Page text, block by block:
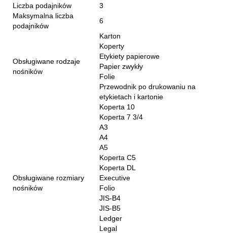
Liczba podajników
3
Maksymalna liczba
podajników
6
Obsługiwane rodzaje
nośników
Karton
Koperty
Etykiety papierowe
Papier zwykły
Folie
Przewodnik po drukowaniu na
etykietach i kartonie
Obsługiwane rozmiary
nośników
Koperta 10
Koperta 7 3/4
A3
A4
A5
Koperta C5
Koperta DL
Executive
Folio
JIS-B4
JIS-B5
Ledger
Legal